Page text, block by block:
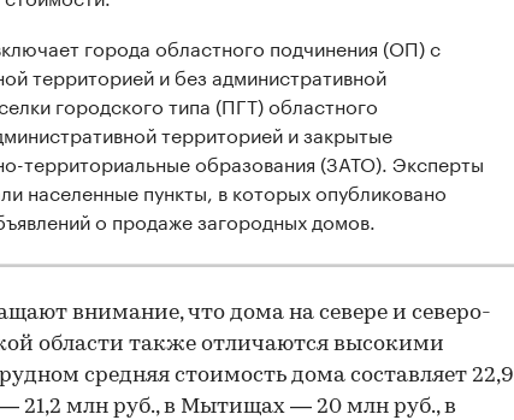
города областного подчинения (ОП) с
территорией и без административной
городского типа (ПГТ) областного
территорией и закрытые
территориальные образования (ЗАТО). Эксперты
населенные пункты, в которых опубликовано
о продаже загородных домов.
внимание, что дома на севере и северо-
области также отличаются высокими
средняя стоимость дома составляет 22,9
21,2 млн руб., в Мытищах — 20 млн руб., в